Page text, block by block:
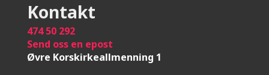
Kontakt
474 50 292
Send oss en epost
Øvre Korskirkeallmenning 1